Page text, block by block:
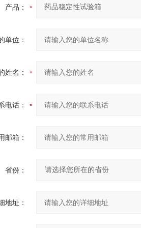
产品：
单位：
姓名：
电话：
邮箱：
省份：
地址：